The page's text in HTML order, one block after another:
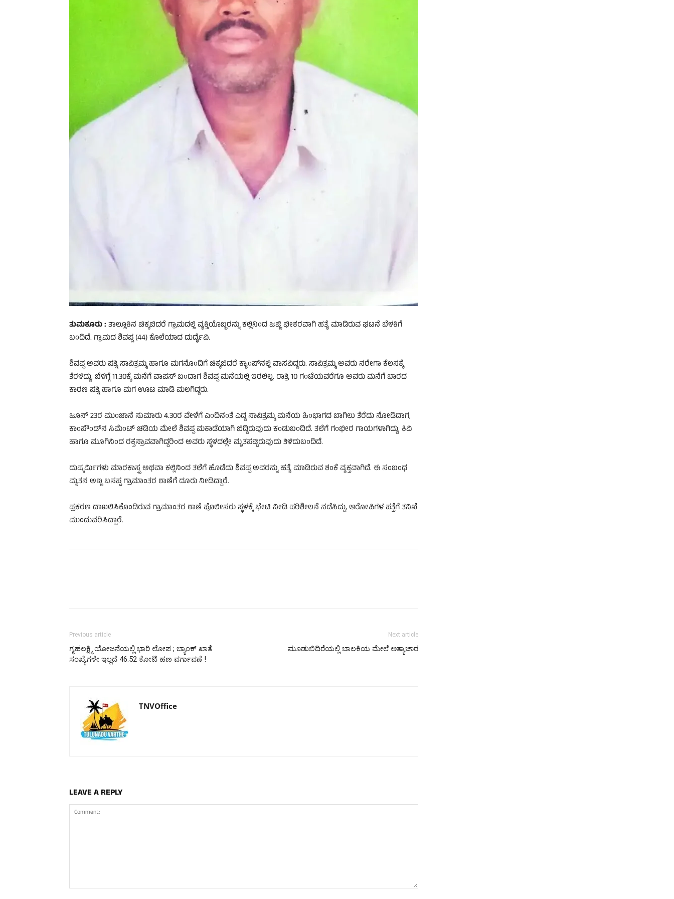
ತುಮಕೂರು : ತಾಲ್ಲೂಕಿನ ಚಿಕ್ಕಬಿದರೆ ಗ್ರಾಮದಲ್ಲಿ ವ್ಯಕ್ತಿಯೊಬ್ಬರನ್ನು ಕಲ್ಲಿನಿಂದ ಜಜ್ಜಿ ಭೀಕರವಾಗಿ ಹತ್ಯೆ ಮಾಡಿರುವ ಘಟನೆ ಬೆಳಕಿಗೆ
ಬಂದಿದೆ. ಗ್ರಾಮದ ಶಿವಪ್ಪ (44) ಕೊಲೆಯಾದ ದುರ್ದೈವಿ.
ಶಿವಪ್ಪ ಅವರು ಪತ್ನಿ ಸಾವಿತ್ರಮ್ಮ ಹಾಗೂ ಮಗನೊಂದಿಗೆ ಚಿಕ್ಕಬಿದರೆ ಕ್ಯಾಂಪ್‌ನಲ್ಲಿ ವಾಸವಿದ್ದರು. ಸಾವಿತ್ರಮ್ಮ ಅವರು ನರೇಗಾ ಕೆಲಸಕ್ಕೆ
ತೆರಳಿದ್ದು, ಬೆಳಿಗ್ಗೆ 11.30ಕ್ಕೆ ಮನೆಗೆ ವಾಪಸ್ ಬಂದಾಗ ಶಿವಪ್ಪ ಮನೆಯಲ್ಲಿ ಇರಲಿಲ್ಲ. ರಾತ್ರಿ 10 ಗಂಟೆಯವರೆಗೂ ಅವರು ಮನೆಗೆ ಬಾರದ
ಕಾರಣ ಪತ್ನಿ ಹಾಗೂ ಮಗ ಊಟ ಮಾಡಿ ಮಲಗಿದ್ದರು.
ಜೂನ್ 23ರ ಮುಂಜಾನೆ ಸುಮಾರು 4.30ರ ವೇಳೆಗೆ ಎಂದಿನಂತೆ ಎದ್ದ ಸಾವಿತ್ರಮ್ಮ ಮನೆಯ ಹಿಂಭಾಗದ ಬಾಗಿಲು ತೆರೆದು ನೋಡಿದಾಗ,
ಕಾಂಪೌಂಡ್‌ನ ಸಿಮೆಂಟ್ ಚಡಿಯ ಮೇಲೆ ಶಿವಪ್ಪ ಮಕಾಡೆಯಾಗಿ ಬಿದ್ದಿರುವುದು ಕಂಡುಬಂದಿದೆ. ತಲೆಗೆ ಗಂಭೀರ ಗಾಯಗಳಾಗಿದ್ದು, ಕಿವಿ
ಹಾಗೂ ಮೂಗಿನಿಂದ ರಕ್ತಸ್ರಾವವಾಗಿದ್ದರಿಂದ ಅವರು ಸ್ಥಳದಲ್ಲೇ ಮೃತಪಟ್ಟಿರುವುದು ತಿಳಿದುಬಂದಿದೆ.
ದುಷ್ಕರ್ಮಿಗಳು ಮಾರಕಾಸ್ತ್ರ ಅಥವಾ ಕಲ್ಲಿನಿಂದ ತಲೆಗೆ ಹೊಡೆದು ಶಿವಪ್ಪ ಅವರನ್ನು ಹತ್ಯೆ ಮಾಡಿರುವ ಶಂಕೆ ವ್ಯಕ್ತವಾಗಿದೆ. ಈ ಸಂಬಂಧ
ಮೃತನ ಅಣ್ಣ ಬಸಪ್ಪ ಗ್ರಾಮಾಂತರ ಠಾಣೆಗೆ ದೂರು ನೀಡಿದ್ದಾರೆ.
ಪ್ರಕರಣ ದಾಖಲಿಸಿಕೊಂಡಿರುವ ಗ್ರಾಮಾಂತರ ಠಾಣೆ ಪೊಲೀಸರು ಸ್ಥಳಕ್ಕೆ ಭೇಟಿ ನೀಡಿ ಪರಿಶೀಲನೆ ನಡೆಸಿದ್ದು, ಆರೋಪಿಗಳ ಪತ್ತೆಗೆ ತನಿಖೆ
ಮುಂದುವರಿಸಿದ್ದಾರೆ.
Previous article
ಗೃಹಲಕ್ಷ್ಮಿ ಯೋಜನೆಯಲ್ಲಿ ಭಾರಿ ಲೋಪ ; ಬ್ಯಾಂಕ್ ಖಾತೆ
ಸಂಖ್ಯೆಗಳೇ ಇಲ್ಲದೆ 46.52 ಕೋಟಿ ಹಣ ವರ್ಗಾವಣೆ !
Next article
ಮೂಡುಬಿದಿರೆಯಲ್ಲಿ ಬಾಲಕಿಯ ಮೇಲೆ ಅತ್ಯಾಚಾರ
TNVOffice
LEAVE A REPLY